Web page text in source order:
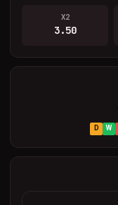
X2
3.50
W
D